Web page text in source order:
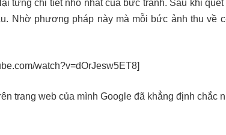
từng chi tiết nhỏ nhất của bức tranh. Sau khi
Nhờ phương pháp này mà mỗi bức ảnh thu
watch?v=dOrJesw5ET8]
trang web của mình Google đã khẳng định chắc